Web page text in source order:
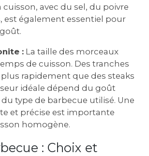
cuisson, avec du sel, du poivre
est également essentiel pour
: La taille des morceaux
de cuisson. Des tranches
rapidement que des steaks
idéale dépend du goût
type de barbecue utilisé. Une
et précise est importante
homogène.
: Choix et